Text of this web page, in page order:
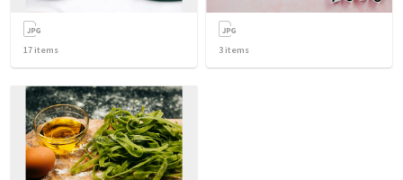
17 items 3 items